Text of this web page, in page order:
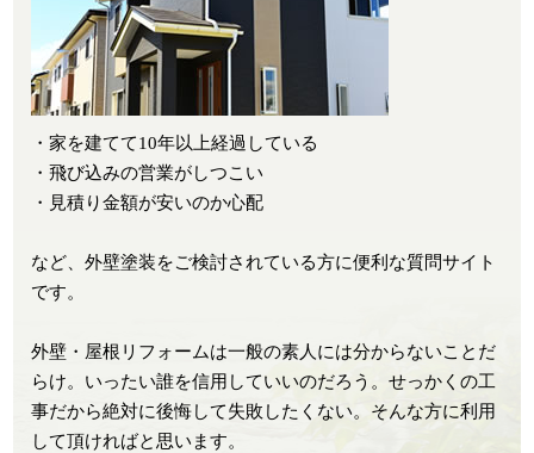
・家を建てて10年以上経過している
・飛び込みの営業がしつこい
・見積り金額が安いのか心配
など、外壁塗装をご検討されている方に便利な質問サイト
です。
外壁・屋根リフォームは一般の素人には分からないことだ
らけ。いったい誰を信用していいのだろう。せっかくの工
事だから絶対に後悔して失敗したくない。そんな方に利用
して頂ければと思います。